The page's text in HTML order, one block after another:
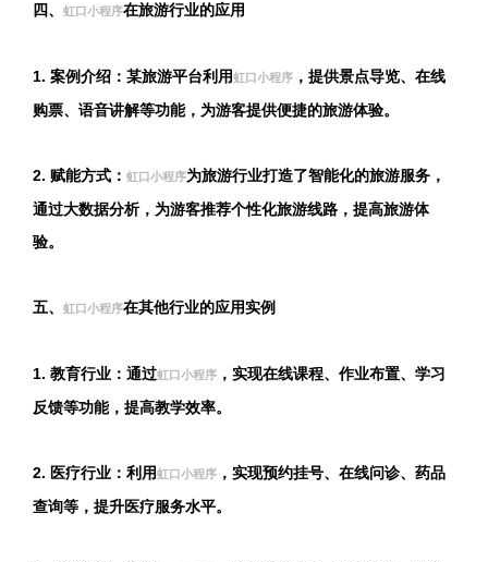
四、 虹口小程序在旅游行业的应用
1. 案例介绍：某旅游平台利用虹口小程序 ，提供景点导览、在线
购票、语音讲解等功能，为游客提供便捷的旅游体验。
2. 赋能方式： 虹口小程序为旅游行业打造了智能化的旅游服务，
通过大数据分析，为游客推荐个性化旅游线路，提高旅游体
验。
五、 虹口小程序在其他行业的应用实例
1. 教育行业：通过虹口小程序 ，实现在线课程、作业布置、学习
反馈等功能，提高教学效率。
2. 医疗行业：利用虹口小程序 ，实现预约挂号、在线问诊、药品
查询等，提升医疗服务水平。